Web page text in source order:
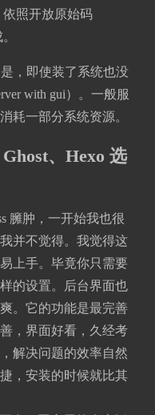
依照开放原始码
，即使装了系统也没
with gui）。一般服
耗一部分系统资源。
、Hexo 选
臃肿，一开始我也很
并不觉得。我觉得这
上手。毕竟你只需要
的设置。后台界面也
。它的功能是最完善
，界面好看，久经考
解决问题的效率自然
，安装的时候就比其